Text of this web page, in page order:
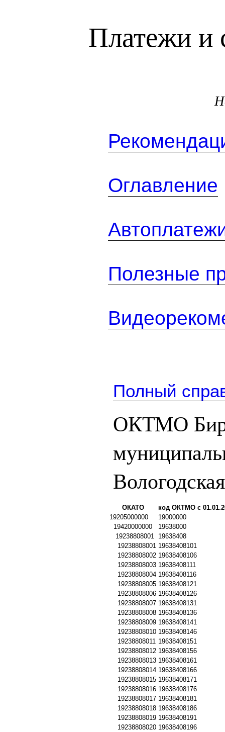
Платежи и
Оглавление
Полезные
Полный
ОКТМО
ОКАТО
код ОКТМО с
19205000000
19000000
19420000000
19638000
19238808001 19638408
19238808001 19638408101
19238808002 19638408106
19238808003 19638408111
19238808004 19638408116
19238808005 19638408121
19238808006 19638408126
19238808007 19638408131
19238808008 19638408136
19238808009 19638408141
19238808010 19638408146
19238808011 19638408151
19238808012 19638408156
19238808013 19638408161
19238808014 19638408166
19238808015 19638408171
19238808016 19638408176
19238808017 19638408181
19238808018 19638408186
19238808019 19638408191
19238808020 19638408196